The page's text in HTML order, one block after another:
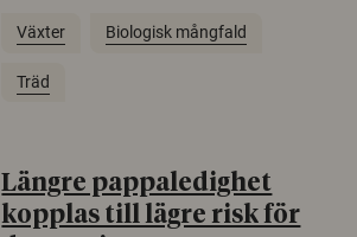
Växter Biologisk mångfald
Träd
Längre pappaledighet
kopplas till lägre risk för